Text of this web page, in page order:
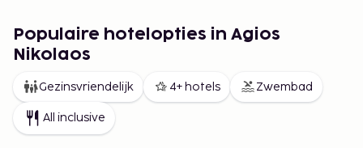
Populaire hotelopties in Agios
Nikolaos
Gezinsvriendelijk 4+ hotels Zwembad
All inclusive